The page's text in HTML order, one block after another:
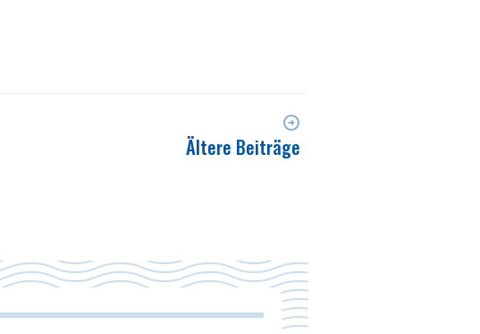
Ältere Beiträge